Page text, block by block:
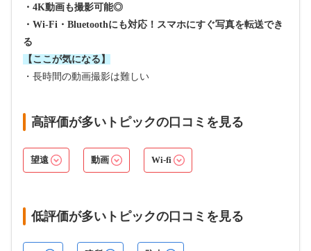
・4K動画も撮影可能◎
・Wi-Fi・Bluetoothにも対応！スマホにすぐ写真を転送でき
る
【ここが気になる】
・長時間の動画撮影は難しい
高評価が多いトピックの口コミを見る
望遠 動画 Wi-fi
低評価が多いトピックの口コミを見る